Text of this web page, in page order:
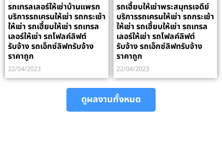
รถเทรลเลอร์ให้เช่าบ้านแพรก
บริการรถเครนให้เช่า รถกระเช้า
ให้เช่า รถเฮี้ยบให้เช่า รถเทรล
เลอร์ให้เช่า รถโฟลค์ลิฟต์
รับจ้าง รถเอ็กซ์ลิฟทรับจ้าง
ราคาถูก
22/04/2023
รถเฮี้ยบให้เช่าพระสมุทรเจดีย์
บริการรถเครนให้เช่า รถกระเช้า
ให้เช่า รถเฮี้ยบให้เช่า รถเทรล
เลอร์ให้เช่า รถโฟลค์ลิฟต์
รับจ้าง รถเอ็กซ์ลิฟทรับจ้าง
ราคาถูก
22/04/2023
ดูผลงานทั้งหมด